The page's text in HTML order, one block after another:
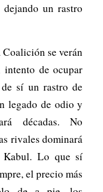
un rastro
se verán
intento de ocupar
sí un rastro de
legado de odio y
décadas. No
rivales dominará
Lo que sí
el precio más